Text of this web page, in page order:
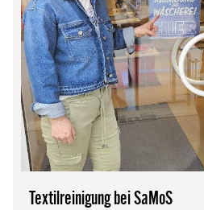
Textilreinigung bei SaMoS